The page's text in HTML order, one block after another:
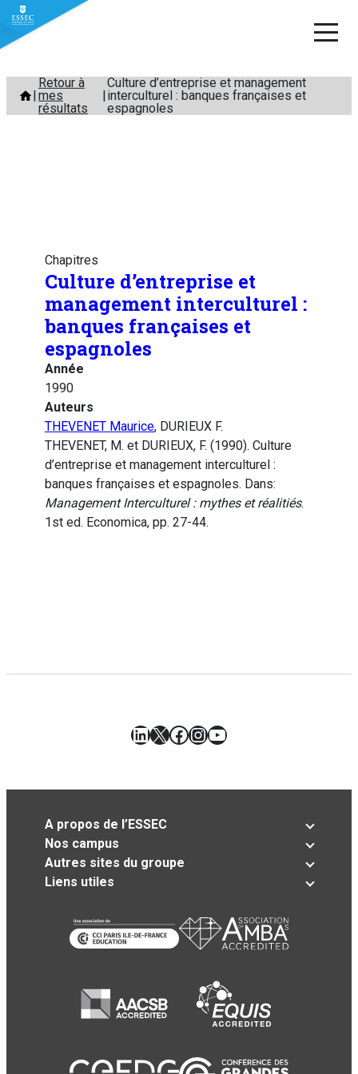
Aller
contenu
Retour à
mes
résultats
Culture d’entreprise et management
interculturel : banques françaises et
espagnoles
Chapitres
Culture d’entreprise et
management interculturel :
banques françaises et
espagnoles
Année
1990
Auteurs
THEVENET Maurice, DURIEUX F.
THEVENET, M. et DURIEUX, F. (1990). Culture
d’entreprise et management interculturel :
banques françaises et espagnoles. Dans:
Management Interculturel : mythes et réalitiés.
1st ed. Economica, pp. 27-44.
LinkedIn
X Facebook
Instagram
YouTube
A propos de l’ESSEC
Nos campus
Autres sites du groupe
Liens utiles